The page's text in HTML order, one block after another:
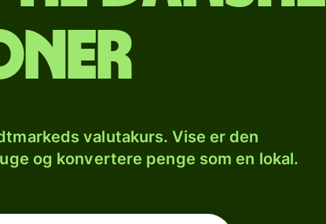
valutakurs. Vise er den
og konvertere penge som en lokal.